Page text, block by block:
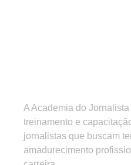
A Academia do
treinamento e
jornalistas que buscam
amadurecimento